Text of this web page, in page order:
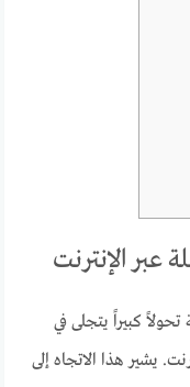
عبر الإنترنت
كبيراً يتجلى في
يشير هذا الاتجاه إلى